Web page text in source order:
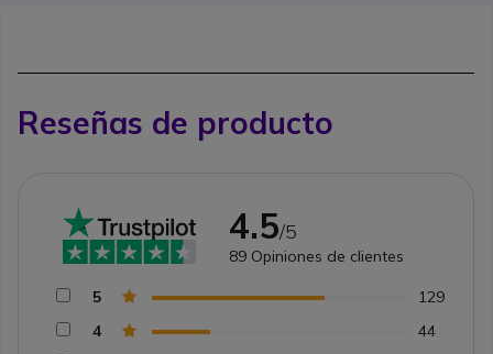
Reseñas de producto
4.5/5
89 Opiniones de clientes
5
129
4
44